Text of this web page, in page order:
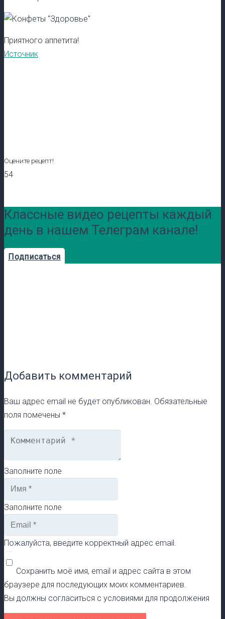
Приятного аппетита!
Источник
Оцените рецепт!
54
Классные видео рецепты каждый
день в нашем Телеграм канале!
Подписаться
Добавить комментарий
Ваш адрес email не будет опубликован. Обязательные
поля помечены *
Заполните поле
Заполните поле
Пожалуйста, введите корректный адрес email.
Сохранить моё имя, email и адрес сайта в этом
браузере для последующих моих комментариев.
Вы должны согласиться с условиями для продолжения